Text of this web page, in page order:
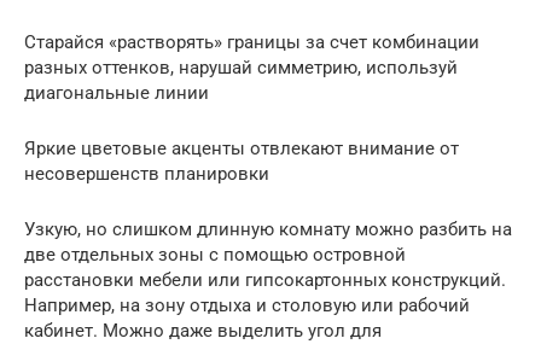
Старайся «растворять» границы за счет комбинации
разных оттенков, нарушай симметрию, используй
диагональные линии
Яркие цветовые акценты отвлекают внимание от
несовершенств планировки
Узкую, но слишком длинную комнату можно разбить на
две отдельных зоны с помощью островной
расстановки мебели или гипсокартонных конструкций.
Например, на зону отдыха и столовую или рабочий
кабинет. Можно даже выделить угол для